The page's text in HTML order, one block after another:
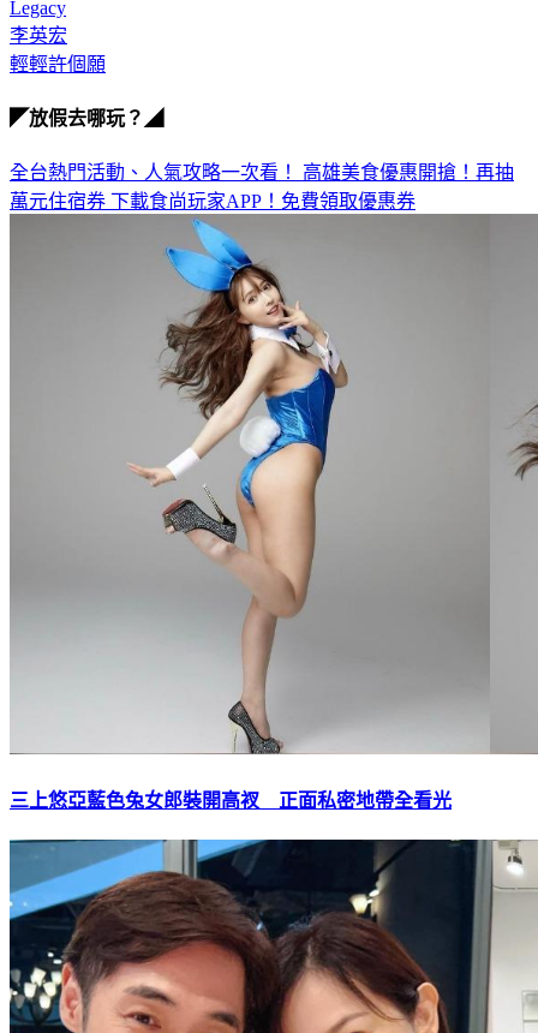
Legacy
李英宏
輕輕許個願
◤放假去哪玩？◢
全台熱門活動、人氣攻略一次看！ 高雄美食優惠開搶！再抽
萬元住宿券 下載食尚玩家APP！免費領取優惠券
三上悠亞藍色兔女郎裝開高衩 正面私密地帶全看光